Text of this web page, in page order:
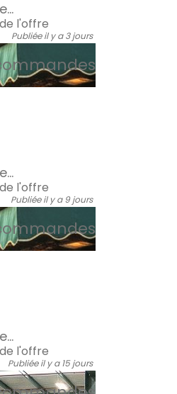
l'offre
Publiée il y a 3 jours
l'offre
Publiée il y a 9 jours
l'offre
Publiée il y a 15 jours